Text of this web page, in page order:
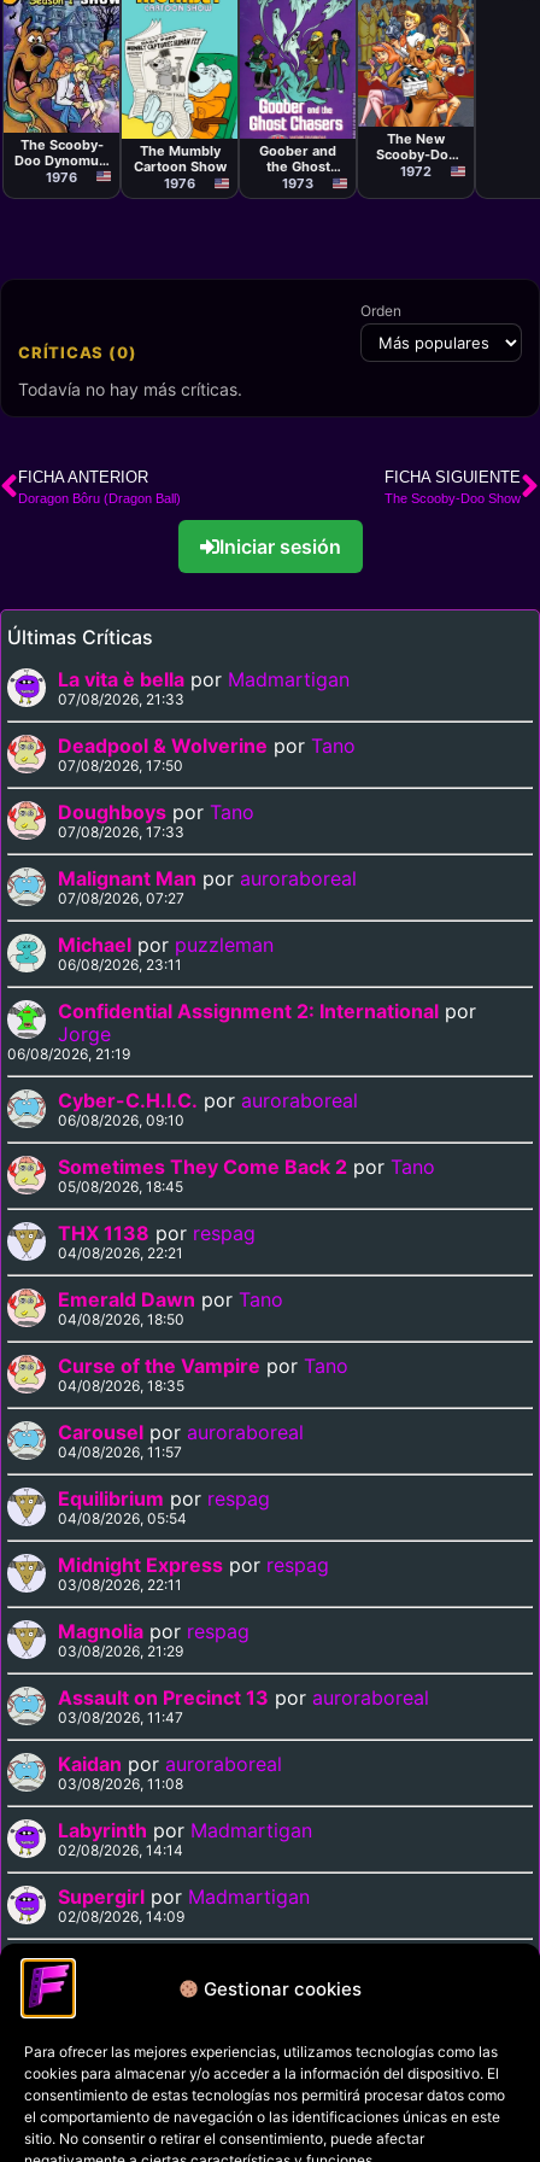
Gestionar cookies
Para ofrecer las mejores experiencias, utilizamos tecnologías como las
cookies para almacenar y/o acceder a la información del dispositivo. El
consentimiento de estas tecnologías nos permitirá procesar datos como
el comportamiento de navegación o las identificaciones únicas en este
sitio. No consentir o retirar el consentimiento, puede afectar
Serie
The Scooby-
Doo Dynomutt
Hour
1976
Serie
The Mumbly
Cartoon Show
1976
Serie
Goober and
the Ghost
Chasers
1973
Serie
William
Hanna,
Joseph
Barbera
The New
Scooby-Doo
Movies
1972
CRÍTICAS (0)
Orden
Todavía no hay más críticas.
FICHA ANTERIOR
Doragon Bôru (Dragon Ball)
FICHA SIGUIENTE
The Scooby-Doo Show
Iniciar sesión
Últimas Críticas
La vita è bella por Madmartigan
07/08/2026, 21:33
Deadpool & Wolverine por Tano
07/08/2026, 17:50
Doughboys por Tano
07/08/2026, 17:33
Malignant Man por auroraboreal
07/08/2026, 07:27
Michael por puzzleman
06/08/2026, 23:11
Confidential Assignment 2: International por
Jorge
06/08/2026, 21:19
Cyber-C.H.I.C. por auroraboreal
06/08/2026, 09:10
Sometimes They Come Back 2 por Tano
05/08/2026, 18:45
THX 1138 por respag
04/08/2026, 22:21
Emerald Dawn por Tano
04/08/2026, 18:50
Curse of the Vampire por Tano
04/08/2026, 18:35
Carousel por auroraboreal
04/08/2026, 11:57
Equilibrium por respag
04/08/2026, 05:54
Midnight Express por respag
03/08/2026, 22:11
Magnolia por respag
03/08/2026, 21:29
Assault on Precinct 13 por auroraboreal
03/08/2026, 11:47
Kaidan por auroraboreal
03/08/2026, 11:08
Labyrinth por Madmartigan
02/08/2026, 14:14
Supergirl por Madmartigan
02/08/2026, 14:09
Cinema Paradiso
02/08/2026, 13:37
Política de privacidad
Términos y condiciones
Política de cookies